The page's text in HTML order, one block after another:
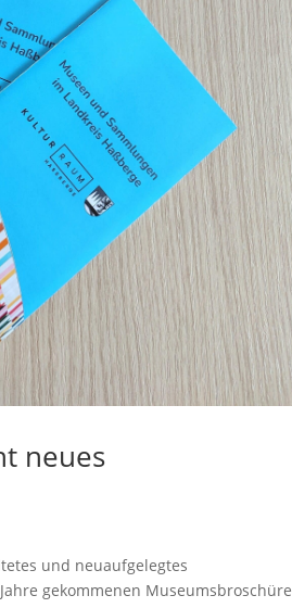
neues
und neuaufgelegtes
gekommenen Museumsbroschüre